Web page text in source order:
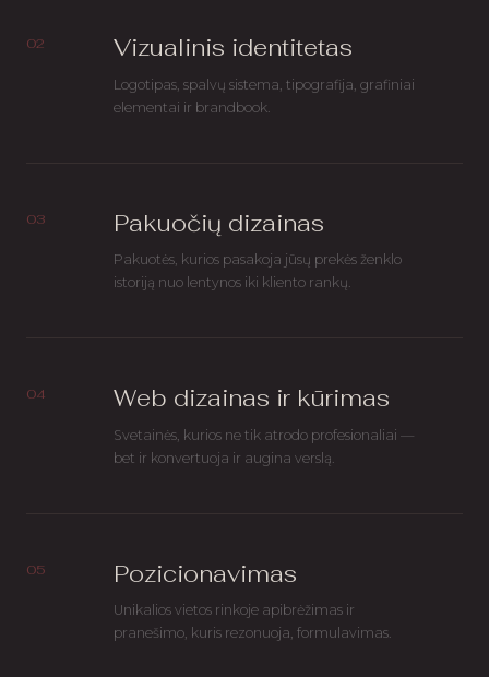
02 Vizualinis identitetas
Logotipas, spalvų sistema, tipografija, grafiniai
elementai ir brandbook.
03 Pakuočių dizainas
Pakuotės, kurios pasakoja jūsų prekės ženklo
istoriją nuo lentynos iki kliento rankų.
04 Web dizainas ir kūrimas
Svetainės, kurios ne tik atrodo profesionaliai —
bet ir konvertuoja ir augina verslą.
05 Pozicionavimas
Unikalios vietos rinkoje apibrėžimas ir
pranešimo, kuris rezonuoja, formulavimas.